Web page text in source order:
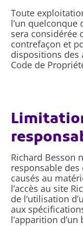
Toute
l’un quelconque
sera considérée
contrefaçon et
dispositions des
Code de
Richard Besson
responsable
causés au
l’accès au site
de l’utilisation
aux
l’apparition